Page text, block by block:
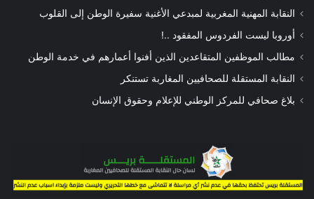
النقابة المهنية المغربية لمبدعي الأغنية سفيرة الوطن إلى القلوب
أوروبا ليست الفردوس المفقود ..!
مطالب الموظفين المتقاعدين الذين أفنوا أعمارهم في خدمة الوطن
النقابة المستقلة للصحافيين المغاربة تستنكر
بلاغ صحافي للمركز الوطني للإعلام وحقوق الإنسان